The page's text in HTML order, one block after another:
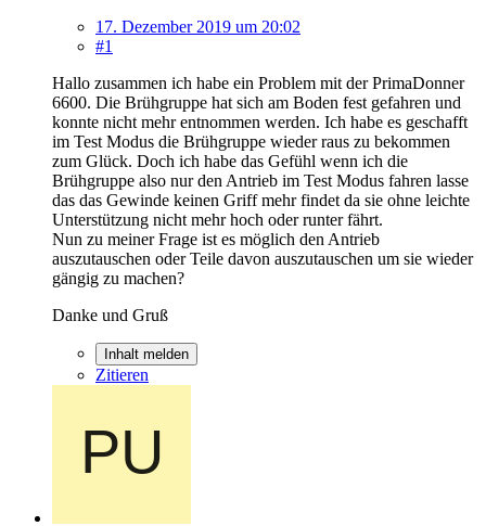
17. Dezember 2019 um 20:02
#1
Hallo zusammen ich habe ein Problem mit der PrimaDonner
6600. Die Brühgruppe hat sich am Boden fest gefahren und
konnte nicht mehr entnommen werden. Ich habe es geschafft
im Test Modus die Brühgruppe wieder raus zu bekommen
zum Glück. Doch ich habe das Gefühl wenn ich die
Brühgruppe also nur den Antrieb im Test Modus fahren lasse
das das Gewinde keinen Griff mehr findet da sie ohne leichte
Unterstützung nicht mehr hoch oder runter fährt.
Nun zu meiner Frage ist es möglich den Antrieb
auszutauschen oder Teile davon auszutauschen um sie wieder
gängig zu machen?
Danke und Gruß
Inhalt melden
Zitieren